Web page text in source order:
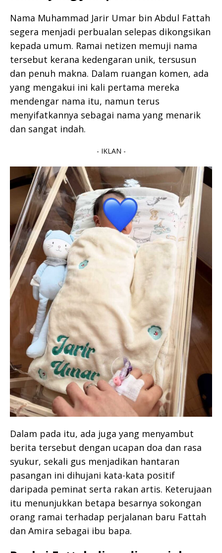
Nama Muhammad Jarir Umar bin Abdul Fattah
segera menjadi perbualan selepas dikongsikan
kepada umum. Ramai netizen memuji nama
tersebut kerana kedengaran unik, tersusun
dan penuh makna. Dalam ruangan komen, ada
yang mengakui ini kali pertama mereka
mendengar nama itu, namun terus
menyifatkannya sebagai nama yang menarik
dan sangat indah.
- IKLAN -
Dalam pada itu, ada juga yang menyambut
berita tersebut dengan ucapan doa dan rasa
syukur, sekali gus menjadikan hantaran
pasangan ini dihujani kata-kata positif
daripada peminat serta rakan artis. Keterujaan
itu menunjukkan betapa besarnya sokongan
orang ramai terhadap perjalanan baru Fattah
dan Amira sebagai ibu bapa.